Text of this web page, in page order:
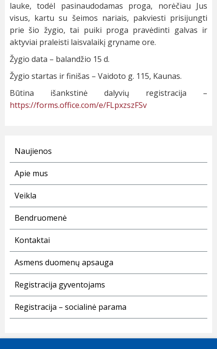
lauke, todėl pasinaudodamas proga, norėčiau Jus
visus, kartu su šeimos nariais, pakviesti prisijungti
prie šio žygio, tai puiki proga pravėdinti galvas ir
aktyviai praleisti laisvalaikį gryname ore.
Žygio data – balandžio 15 d.
Žygio startas ir finišas – Vaidoto g. 115, Kaunas.
Būtina išankstinė dalyvių registracija –
https://forms.office.com/e/FLpxzszFSv
Naujienos
Apie mus
Veikla
Bendruomenė
Kontaktai
Asmens duomenų apsauga
Registracija gyventojams
Registracija – socialinė parama